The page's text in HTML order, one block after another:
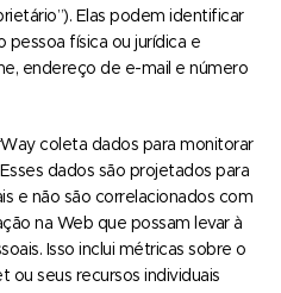
Elas podem identificar
física ou jurídica e
endereço de e-mail e número
coleta dados para monitorar
dados são projetados para
e não são correlacionados com
na Web que possam levar à
Isso inclui métricas sobre o
seus recursos individuais